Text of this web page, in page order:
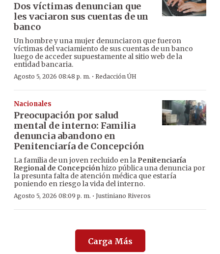
Dos víctimas denuncian que
les vaciaron sus cuentas de un
banco
Un hombre y una mujer denunciaron que fueron
víctimas del vaciamiento de sus cuentas de un banco
luego de acceder supuestamente al sitio web de la
entidad bancaria.
Agosto 5, 2026 08:48 p. m. · Redacción ÚH
Nacionales
Preocupación por salud
mental de interno: Familia
denuncia abandono en
Penitenciaría de Concepción
La familia de un joven recluido en la Penitenciaría
Regional de Concepciónhizo pública una denuncia por
la presunta falta de atención médica que estaría
poniendo en riesgo la vida del interno.
Agosto 5, 2026 08:09 p. m. · Justiniano Riveros
Carga Más